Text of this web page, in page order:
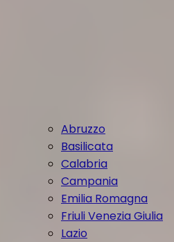
Abruzzo
Basilicata
Calabria
Campania
Emilia Romagna
Friuli Venezia Giulia
Lazio